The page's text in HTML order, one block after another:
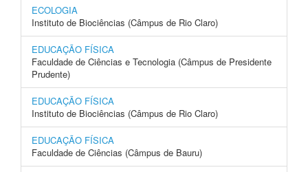
ECOLOGIA
Instituto de Biociências (Câmpus de Rio Claro)
EDUCAÇÃO FÍSICA
Faculdade de Ciências e Tecnologia (Câmpus de Presidente
Prudente)
EDUCAÇÃO FÍSICA
Instituto de Biociências (Câmpus de Rio Claro)
EDUCAÇÃO FÍSICA
Faculdade de Ciências (Câmpus de Bauru)